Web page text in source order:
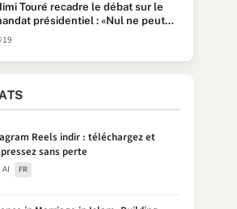
Touré recadre le débat sur le
présidentiel : «Nul ne peut
plus de deux mandats
de 5 ans»
19
Reels indir : téléchargez et
sans perte
FR